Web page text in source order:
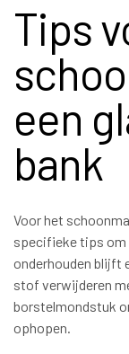
Tips
een
bank
Voor het
specifieke tips om
onderhouden blijft
stof verwijderen
borstelmondstuk
ophopen.